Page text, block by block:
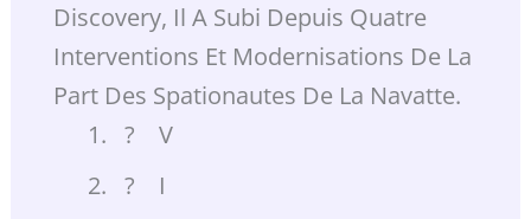
Discovery, Il A Subi Depuis Quatre
Interventions Et Modernisations De La
Part Des Spationautes De La Navatte.
? V
? I